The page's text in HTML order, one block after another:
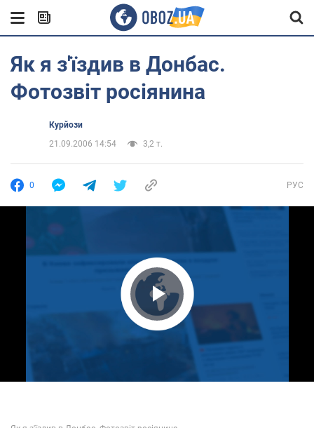
Як я з'їздив в Донбас.
Фотозвіт росіянина
Курйози
21.09.2006 14:54
3,2 т.
0 РУС
Play Video